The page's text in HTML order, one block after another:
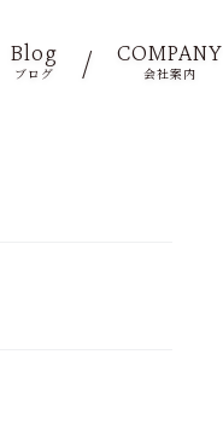
Blog
ブログ
COMPANY
会社案内